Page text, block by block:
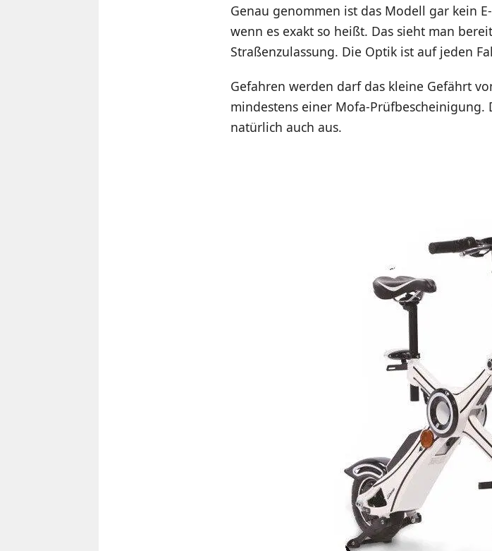
Genau genommen ist das Modell gar kein
wenn es exakt so heißt. Das sieht man
Straßenzulassung. Die Optik ist auf jeden
Gefahren werden darf das kleine Gefährt
mindestens einer Mofa-Prüfbescheinigung.
natürlich auch aus.